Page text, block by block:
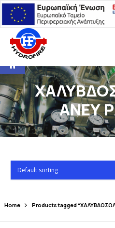
Ανοίξτε τη γραμμή εργαλείων
ΑΝΕΥ
Home Products tagged